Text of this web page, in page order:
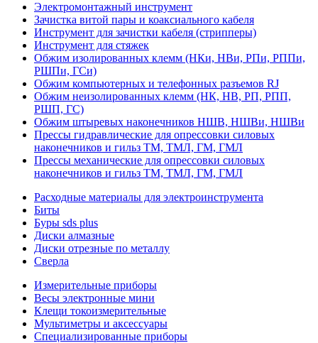
Электромонтажный инструмент
Зачистка витой пары и коаксиального кабеля
Инструмент для зачистки кабеля (стрипперы)
Инструмент для стяжек
Обжим изолированных клемм (НКи, НВи, РПи, РППи,
РШПи, ГСи)
Обжим компьютерных и телефонных разъемов RJ
Обжим неизолированных клемм (НК, НВ, РП, РПП,
РШП, ГС)
Обжим штыревых наконечников НШВ, НШВи, НШВи
Прессы гидравлические для опрессовки силовых
наконечников и гильз ТМ, ТМЛ, ГМ, ГМЛ
Прессы механические для опрессовки силовых
наконечников и гильз ТМ, ТМЛ, ГМ, ГМЛ
Расходные материалы для электроинструмента
Биты
Буры sds plus
Диски алмазные
Диски отрезные по металлу
Сверла
Измерительные приборы
Весы электронные мини
Клещи токоизмерительные
Мультиметры и аксессуары
Специализированные приборы